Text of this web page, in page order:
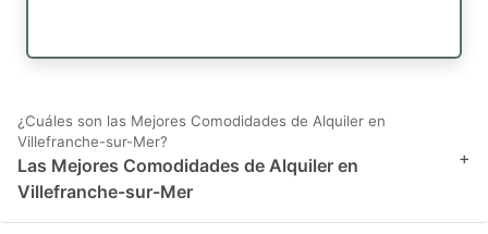
¿Cuáles son las Mejores Comodidades de Alquiler en
Villefranche-sur-Mer?
Las Mejores Comodidades de Alquiler en
Villefranche-sur-Mer
+